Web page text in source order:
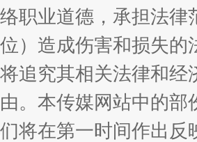
鳌关键词
魏明亮
职业道德，承担法
）造成伤害和损失
追究其相关法律和
。本传媒网站中的
将在第一时间作出